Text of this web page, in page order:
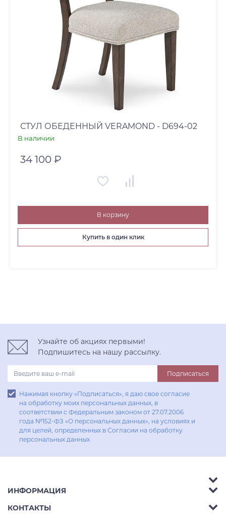
СТУЛ ОБЕДЕННЫЙ VERAMOND - D694-02
В наличии
34 100 ₽
В корзину
Купить в один клик
Узнайте об акциях первыми!
Подпишитесь на нашу рассылку.
Подписаться
Нажимая кнопку «Подписаться», я даю свое согласие
на обработку моих персональных данных, в
соответствии с Федеральным законом от 27.07.2006
года №152-ФЗ «О персональных данных», на условиях и
для целей, определенных в Согласии на обработку
персональных данных
Аксессуары
Гостиные
ИНФОРМАЦИЯ
Акции
КОНТАКТЫ